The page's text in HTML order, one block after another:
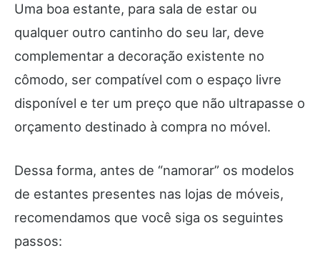
Uma boa estante, para sala de estar ou
qualquer outro cantinho do seu lar, deve
complementar a decoração existente no
cômodo, ser compatível com o espaço livre
disponível e ter um preço que não ultrapasse o
orçamento destinado à compra no móvel.
Dessa forma, antes de “namorar” os modelos
de estantes presentes nas lojas de móveis,
recomendamos que você siga os seguintes
passos: